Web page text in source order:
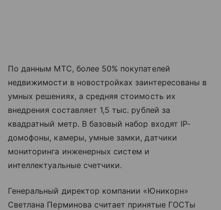
По данным МТС, более 50% покупателей
недвижимости в новостройках заинтересованы в
умных решениях, а средняя стоимость их
внедрения составляет 1,5 тыс. рублей за
квадратный метр. В базовый набор входят IP-
домофоны, камеры, умные замки, датчики
мониторинга инженерных систем и
интеллектуальные счетчики.
Генеральный директор компании «Юникорн»
Светлана Перминова считает принятые ГОСТы